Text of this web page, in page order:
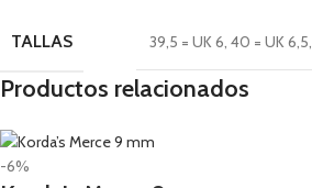
TALLAS 39,5 = UK 6, 40 = UK 6,5,
Productos relacionados
-6%